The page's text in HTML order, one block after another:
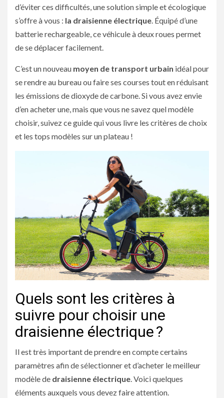
d’éviter ces difficultés, une solution simple et écologique
s’offre à vous : la draisienne électrique . Équipé d’une
batterie rechargeable, ce véhicule à deux roues permet
de se déplacer facilement.
C’est un nouveau moyen de transport urbain idéal pour
se rendre au bureau ou faire ses courses tout en réduisant
les émissions de dioxyde de carbone. Si vous avez envie
d’en acheter une, mais que vous ne savez quel modèle
choisir, suivez ce guide qui vous livre les critères de choix
et les tops modèles sur un plateau !
Quels sont les critères à
suivre pour choisir une
draisienne électrique ?
Il est très important de prendre en compte certains
paramètres afin de sélectionner et d’acheter le meilleur
modèle de draisienne électrique. Voici quelques
éléments auxquels vous devez faire attention.